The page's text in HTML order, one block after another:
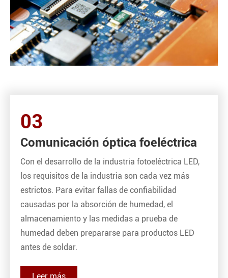
03
Comunicación óptica foeléctrica
Con el desarrollo de la industria fotoeléctrica LED,
los requisitos de la industria son cada vez más
estrictos. Para evitar fallas de confiabilidad
causadas por la absorción de humedad, el
almacenamiento y las medidas a prueba de
humedad deben prepararse para productos LED
antes de soldar.